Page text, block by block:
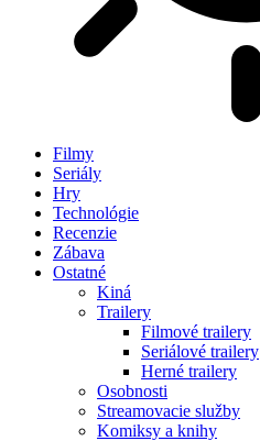
Filmy
Seriály
Hry
Technológie
Recenzie
Zábava
Ostatné
Kiná
Trailery
Filmové trailery
Seriálové trailery
Herné trailery
Osobnosti
Streamovacie služby
Komiksy a knihy